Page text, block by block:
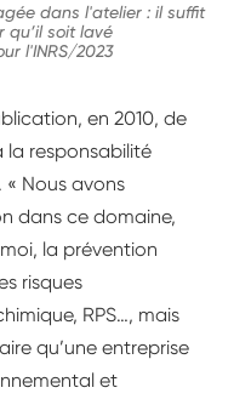
dans l'atelier : il suffit
qu’il soit lavé
l'INRS/2023
en 2010, de
la responsabilité
« Nous avons
dans ce domaine,
la prévention
risques
RPS…, mais
qu’une entreprise
et